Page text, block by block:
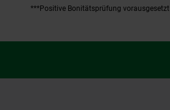
***Positive Bonitätsprüfung vorausgesetzt